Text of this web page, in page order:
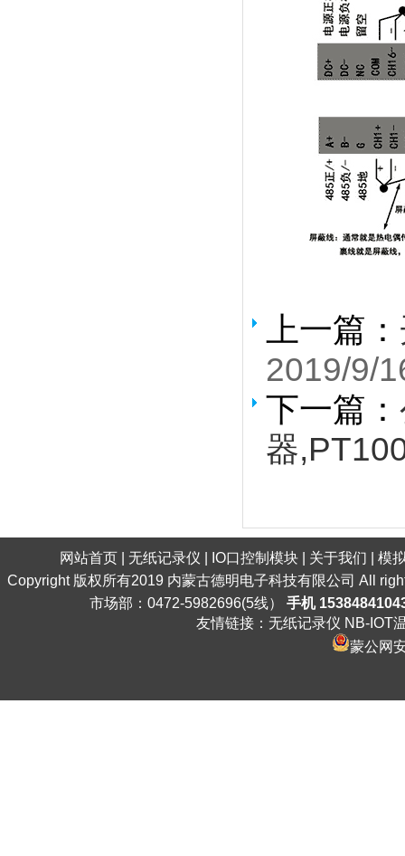
上一篇：
2019/9/
下一篇：
器
网站首页 无纸记录仪 IO口控制模块 关于我们
模
Copyright 版权所有2019 内蒙古德明电子科技有限公司 All
市场部：0472-5982696(5线） 手机
友情链接： 无纸记录仪 NB-IOT
蒙公网